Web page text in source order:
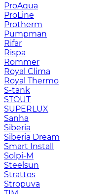
ProAqua
ProLine
Protherm
Pumpman
Rifar
Rispa
Rommer
Royal Clima
Royal Thermo
S-tank
STOUT
SUPERLUX
Sanha
Siberia
Siberia Dream
Smart Install
Solpi-M
Steelsun
Strattos
Stropuva